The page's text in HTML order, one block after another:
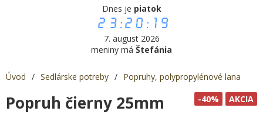
Dnes je piatok
23:20:20
7. august 2026
meniny má Štefánia
Úvod / Sedlárske potreby / Popruhy, polypropylénové lana
AKCIA
-40%
Popruh čierny 25mm